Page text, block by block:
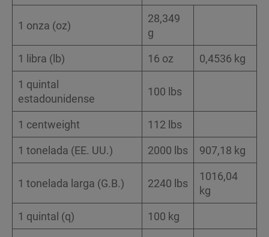
1 onza (oz)
28,349
g
1 libra (lb)
16 oz
0,4536 kg
1 quintal
estadounidense
100 lbs
1 centweight
112 lbs
1 tonelada (EE. UU.)
2000 lbs 907,18 kg
1 tonelada larga (G.B.) 2240 lbs
1016,04
kg
1 quintal (q)
100 kg